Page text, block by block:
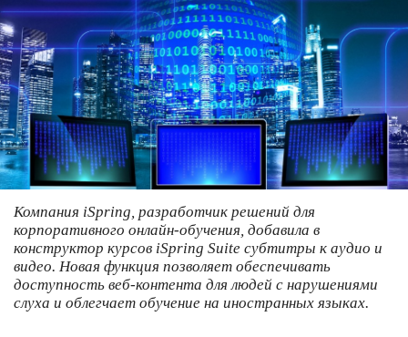
Компания iSpring, разработчик решений для
корпоративного онлайн-обучения, добавила в
конструктор курсов iSpring Suite субтитры к аудио и
видео. Новая функция позволяет обеспечивать
доступность веб-контента для людей с нарушениями
слуха и облегчает обучение на иностранных языках.